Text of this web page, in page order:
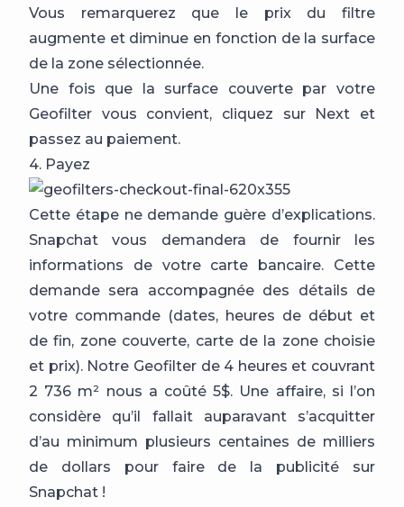
Vous remarquerez que le prix du filtre
augmente et diminue en fonction de la surface
de la zone sélectionnée.
Une fois que la surface couverte par votre
Geofilter vous convient, cliquez sur Next et
passez au paiement.
4. Payez
Cette étape ne demande guère d’explications.
Snapchat vous demandera de fournir les
informations de votre carte bancaire. Cette
demande sera accompagnée des détails de
votre commande (dates, heures de début et
de fin, zone couverte, carte de la zone choisie
et prix). Notre Geofilter de 4 heures et couvrant
2 736 m² nous a coûté 5$. Une affaire, si l’on
considère qu’il fallait auparavant s’acquitter
d’au minimum plusieurs centaines de milliers
de dollars pour faire de la publicité sur
Snapchat !